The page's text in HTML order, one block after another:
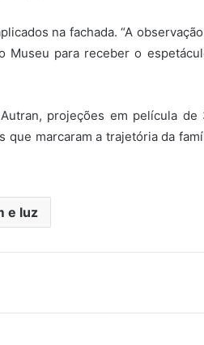
na fachada. “A
Museu para receber o
projeções em película de
que marcaram a trajetória da
e luz